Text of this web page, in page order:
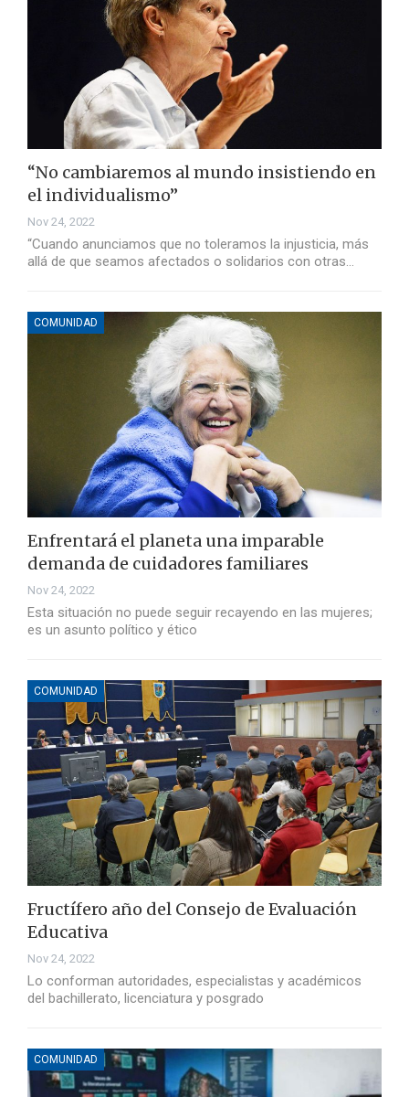
“No cambiaremos al mundo insistiendo en
el individualismo”
Nov 24, 2022
“Cuando anunciamos que no toleramos la injusticia, más
allá de que seamos afectados o solidarios con otras…
COMUNIDAD
Enfrentará el planeta una imparable
demanda de cuidadores familiares
Nov 24, 2022
Esta situación no puede seguir recayendo en las mujeres;
es un asunto político y ético
COMUNIDAD
Fructífero año del Consejo de Evaluación
Educativa
Nov 24, 2022
Lo conforman autoridades, especialistas y académicos
del bachillerato, licenciatura y posgrado
COMUNIDAD